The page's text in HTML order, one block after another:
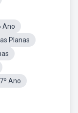
Ano
Planas
Ano